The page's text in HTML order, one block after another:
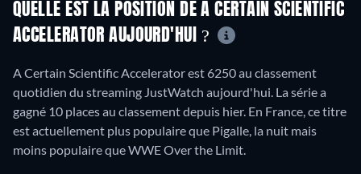
QUELLE EST LA POSITION DE A CERTAIN SCIENTIFIC
ACCELERATOR AUJOURD'HUI ?
A Certain Scientific Accelerator est 6250 au classement
quotidien du streaming JustWatch aujourd'hui. La série a
gagné 10 places au classement depuis hier. En France, ce titre
est actuellement plus populaire que Pigalle, la nuit mais
moins populaire que WWE Over the Limit.